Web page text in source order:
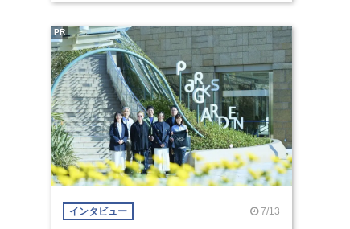
インタビュー 7/13
PR